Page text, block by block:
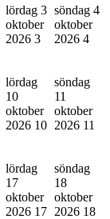
lördag 3
oktober
2026 3
söndag 4
oktober
2026 4
lördag
10
oktober
2026 10
söndag
11
oktober
2026 11
lördag
17
oktober
2026 17
söndag
18
oktober
2026 18